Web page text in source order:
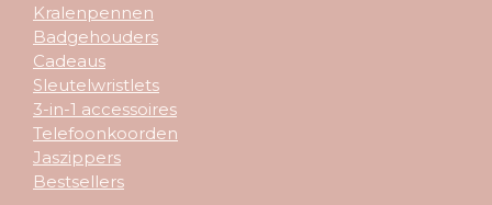
Kralenpennen
Badgehouders
Cadeaus
Sleutelwristlets
3-in-1 accessoires
Telefoonkoorden
Jaszippers
Bestsellers